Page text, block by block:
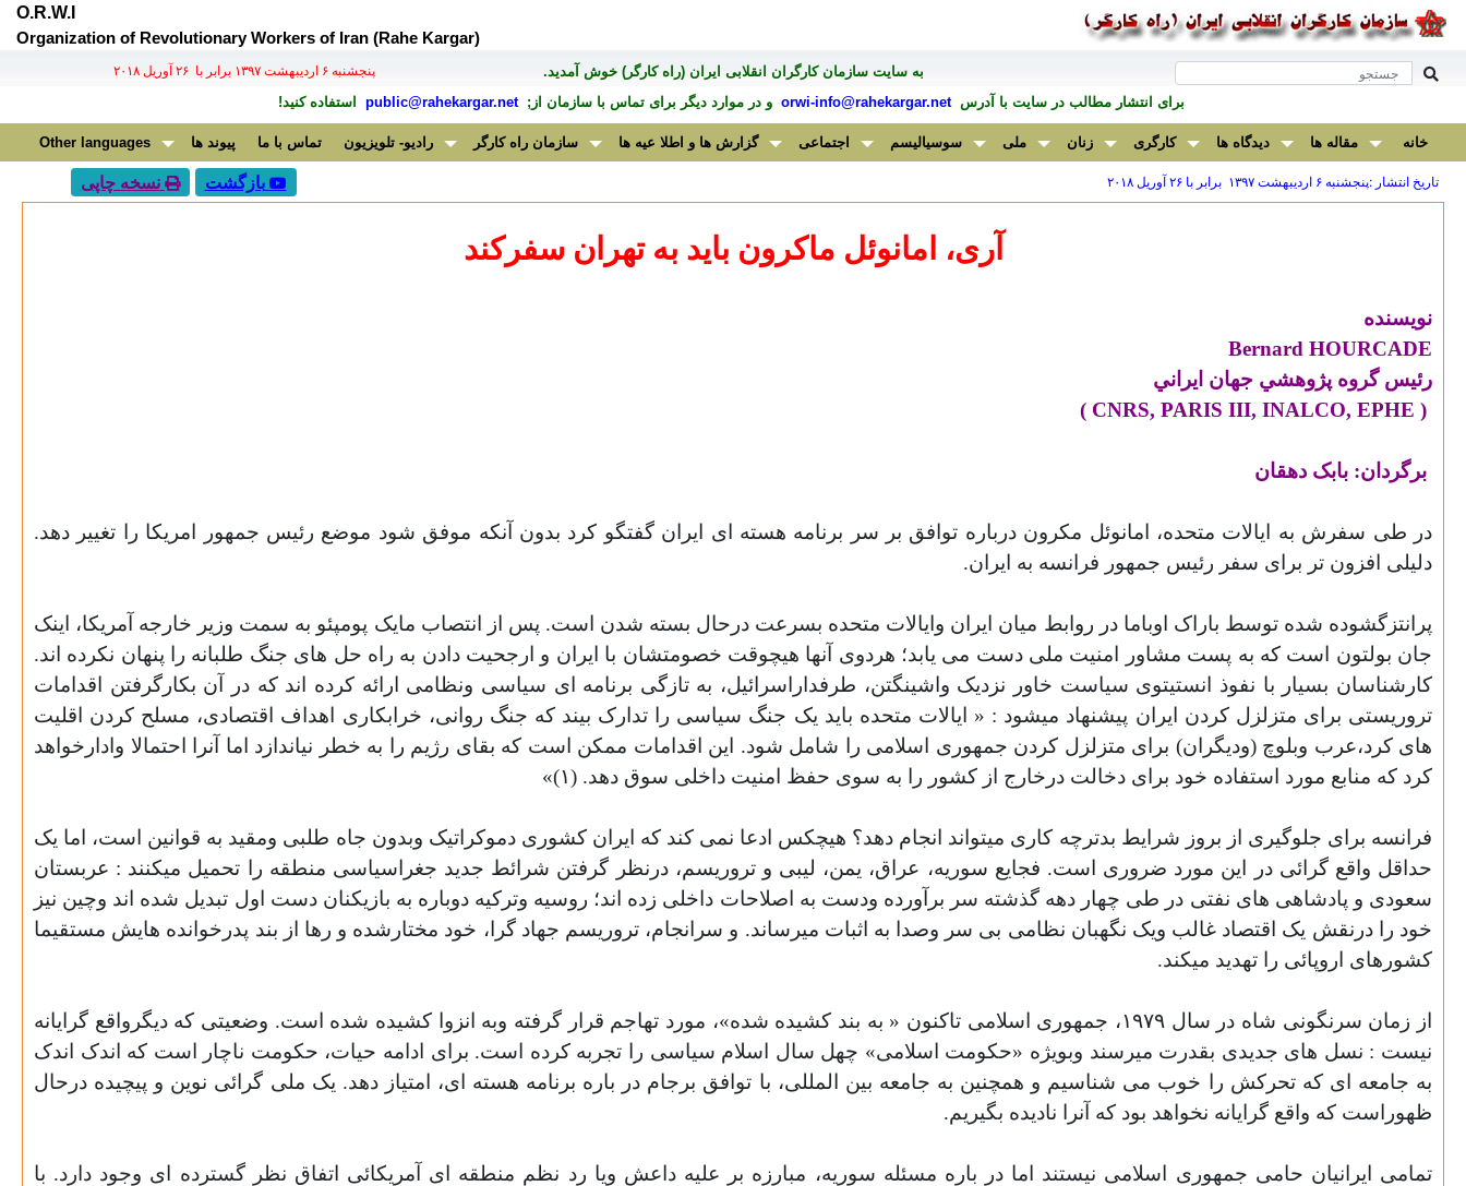
O.R.W.I
Organization of Revolutionary Workers of Iran (Rahe Kargar)
به سايت سازمان کارگران انقلابی ايران (راه کارگر) خوش آمديد. پنجشنبه ۶ ارديبهشت ۱۳۹۷ برابر با ۲۶ آوريل ۲۰۱۸
برای انتشار مطالب در سايت با آدرسorwi-info@rahekargar.net و در موارد ديگر برای تماس با سازمان از;public@rahekargar.net استفاده کنید!
خانه مقاله ها دیدگاه ها کارگری زنان ملی سوسیالیسم اجتماعی گزارش ها و اطلا عیه ها سازمان راه کارگر رادیو- تلویزیون تماس با ما پیوند ها Other languages
تاریخ انتشار :پنجشنبه ۶ ارديبهشت ۱۳۹۷ برابر با ۲۶ آوريل ۲۰۱۸ بازگشت نسخه چاپی
آری، امانوئل ماکرون باید به تهران سفرکند
نويسنده
Bernard HOURCADE
رئيس گروه پژوهشي جهان ايراني
(
CNRS, PARIS III, INALCO, EPHE
)
برگردان: بابک دهقان
در طی سفرش به ایالات متحده، امانوئل مکرون درباره توافق بر سر برنامه هسته ای ایران گفتگو کرد بدون آنکه موفق شود موضع رئیس جمهور امریکا را تغییر دهد.
دلیلی افزون تر برای سفر رئیس جمهور فرانسه به ایران.
پرانتزگشوده شده توسط باراک اوباما در روابط میان ایران وایالات متحده بسرعت درحال بسته شدن است. پس از انتصاب مایک پومپئو به سمت وزیر خارجه آمریکا، اینک
جان بولتون است که به پست مشاور امنیت ملی دست می یابد؛ هردوی آنها هیچوقت خصومتشان با ایران و ارجحیت دادن به راه حل های جنگ طلبانه را پنهان نکرده اند.
کارشناسان بسیار با نفوذ انستیتوی سیاست خاور نزدیک واشینگتن، طرفداراسرائیل، به تازگی برنامه ای سیاسی ونظامی ارائه کرده اند که در آن بکارگرفتن اقدامات
تروریستی برای متزلزل کردن ایران پیشنهاد میشود : « ایالات متحده باید یک جنگ سیاسی را تدارک بیند که جنگ روانی، خرابکاری اهداف اقتصادی، مسلح کردن اقلیت
های کرد،عرب وبلوچ (ودیگران) برای متزلزل کردن جمهوری اسلامی را شامل شود. این اقدامات ممکن است که بقای رژیم را به خطر نیاندازد اما آنرا احتمالا وادارخواهد
کرد که منابع مورد استفاده خود برای دخالت درخارج از کشور را به سوی حفظ امنیت داخلی سوق دهد. (١)»
فرانسه برای جلوگیری از بروز شرایط بدترچه کاری میتواند انجام دهد؟ هیچکس ادعا نمی کند که ایران کشوری دموکراتیک وبدون جاه طلبی ومقید به قوانین است، اما یک
حداقل واقع گرائی در این مورد ضروری است. فجایع سوریه، عراق، یمن، لیبی و تروریسم، درنظر گرفتن شرائط جدید جغراسیاسی منطقه را تحمیل میکنند : عربستان
سعودی و پادشاهی های نفتی در طی چهار دهه گذشته سر برآورده ودست به اصلاحات داخلی زده اند؛ روسیه وترکیه دوباره به بازیکنان دست اول تبدیل شده اند وچین نیز
خود را درنقش یک اقتصاد غالب ویک نگهبان نظامی بی سر وصدا به اثبات میرساند. و سرانجام، تروریسم جهاد گرا، خود مختارشده و رها از بند پدرخوانده هایش مستقیما
کشورهای اروپائی را تهدید میکند.
از زمان سرنگونی شاه در سال ١٩٧٩، جمهوری اسلامی تاکنون « به بند کشیده شده»، مورد تهاجم قرار گرفته وبه انزوا کشیده شده است. وضعیتی که دیگرواقع گرایانه
نیست : نسل های جدیدی بقدرت میرسند وبویژه «حکومت اسلامی» چهل سال اسلام سیاسی را تجربه کرده است. برای ادامه حیات، حکومت ناچار است که اندک اندک
به جامعه ای که تحرکش را خوب می شناسیم و همچنین به جامعه بین المللی، با توافق برجام در باره برنامه هسته ای، امتیاز دهد. یک ملی گرائی نوین و پیچیده درحال
ظهوراست که واقع گرایانه نخواهد بود که آنرا نادیده بگیریم.
تمامی ایرانیان حامی جمهوری اسلامی نیستند اما در باره مسئله سوریه، مبارزه بر علیه داعش ویا رد نظم منطقه ای آمریکائی اتفاق نظر گسترده ای وجود دارد. با